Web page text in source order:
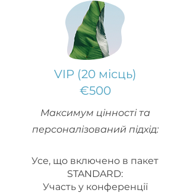
VIP (20 місць)
€500
Максимум цінності та
персоналізований підхід:
Усе, що включено в пакет
STANDARD:
Участь у конференції